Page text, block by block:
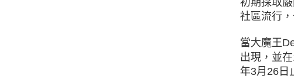
社區流行
當大魔王
出現，並
年3月26日